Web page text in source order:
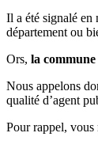
Il a été signalé en
département ou
Ors, la
Nous appelons
qualité d’agent
Pour rappel, vous